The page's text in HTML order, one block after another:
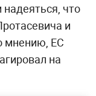
что
и
мнению, ЕС
на